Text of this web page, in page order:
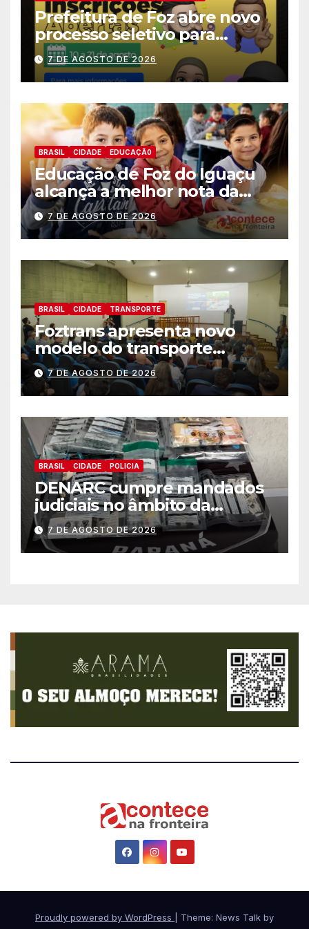
Prefeitura de Foz abre novo
processo seletivo para
estagiários
7 DE AGOSTO DE 2026
BRASIL CIDADE EDUCAÇÃ0
Educação de Foz do Iguaçu
alcança a melhor nota da
história no IDEB
7 DE AGOSTO DE 2026
BRASIL CIDADE TRANSPORTE
Foztrans apresenta novo
modelo do transporte
coletivo em audiência
pública e avança para um
sistema mais moderno e
eficiente
7 DE AGOSTO DE 2026
BRASIL CIDADE POLICIA
DENARC cumpre mandados
judiciais no âmbito da
“Operação Quadrante do Pó”
em Foz do Iguaçu
7 DE AGOSTO DE 2026
Proudly powered by WordPress Theme: News Talk by